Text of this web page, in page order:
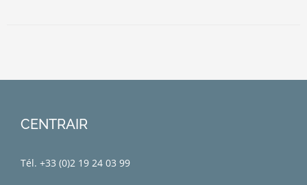
CENTRAIR
Tél. +33 (0)2 19 24 03 99